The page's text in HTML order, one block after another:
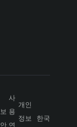
보
안
사
용
연
개인
정보
한국어